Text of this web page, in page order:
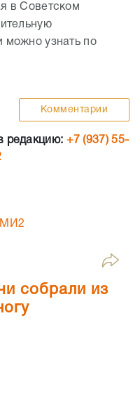
в Советском
можно узнать по
Комментарии
редакцию: +7 (937) 55-
собрали из